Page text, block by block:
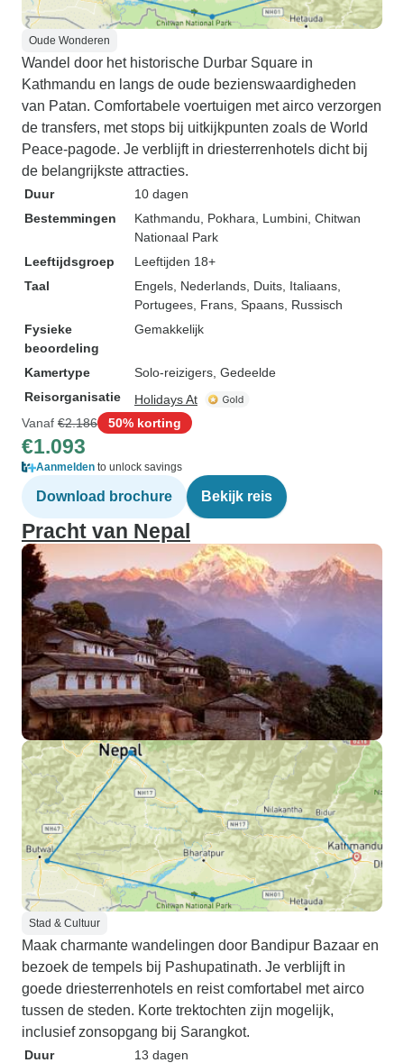
Oude Wonderen
Wandel door het historische Durbar Square in
Kathmandu en langs de oude bezienswaardigheden
van Patan. Comfortabele voertuigen met airco verzorgen
de transfers, met stops bij uitkijkpunten zoals de World
Peace-pagode. Je verblijft in driesterrenhotels dicht bij
de belangrijkste attracties.
Duur
10 dagen
Bestemmingen
Kathmandu , Pokhara , Lumbini , Chitwan
Nationaal Park
Leeftijdsgroep
Leeftijden 18+
Taal
Engels, Nederlands, Duits, Italiaans,
Portugees, Frans, Spaans, Russisch
Fysieke
beoordeling
Gemakkelijk
Kamertype
Solo-reizigers, Gedeelde
Reisorganisatie
Holidays At
Vanaf €2.186 50% korting
€1.093
Aanmelden to unlock savings
Download brochure Bekijk reis
Pracht van Nepal
Stad & Cultuur
Maak charmante wandelingen door Bandipur Bazaar en
bezoek de tempels bij Pashupatinath. Je verblijft in
goede driesterrenhotels en reist comfortabel met airco
tussen de steden. Korte trektochten zijn mogelijk,
inclusief zonsopgang bij Sarangkot.
Duur
13 dagen